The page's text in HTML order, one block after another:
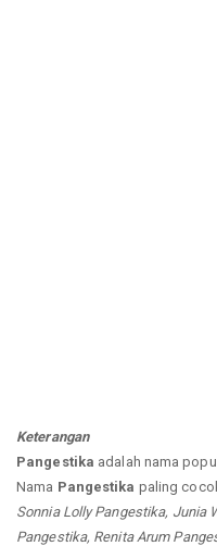
Keterangan
Pangestika adalah nama
Nama Pangestika paling
Sonnia Lolly Pangestika, Junia
Pangestika, Renita Arum